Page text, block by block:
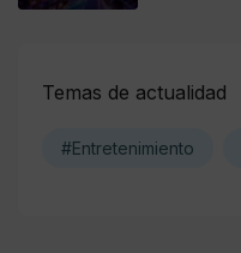
Temas de actualidad
#Entretenimiento